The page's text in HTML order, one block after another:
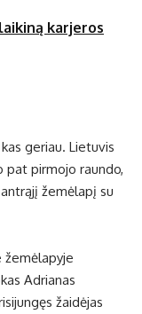
karjeros
geriau. Lietuvis
pat pirmojo raundo,
žemėlapį su
žemėlapyje
Adrianas
žaidėjas